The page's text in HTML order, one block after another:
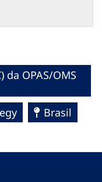
da OPAS/OMS
Brasil